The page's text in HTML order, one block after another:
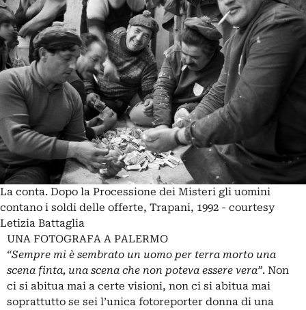
La conta. Dopo la Processione dei Misteri gli uomini
contano i soldi delle offerte, Trapani, 1992 - courtesy
Letizia Battaglia
UNA FOTOGRAFA A PALERMO
“Sempre mi è sembrato un uomo per terra morto una
scena finta, una scena che non poteva essere vera”. Non
ci si abitua mai a certe visioni, non ci si abitua mai
soprattutto se sei l’unica fotoreporter donna di una